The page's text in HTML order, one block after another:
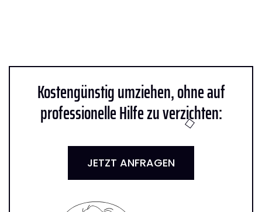
Kostengünstig umziehen, ohne auf
professionelle Hilfe zu verzichten:
JETZT ANFRAGEN